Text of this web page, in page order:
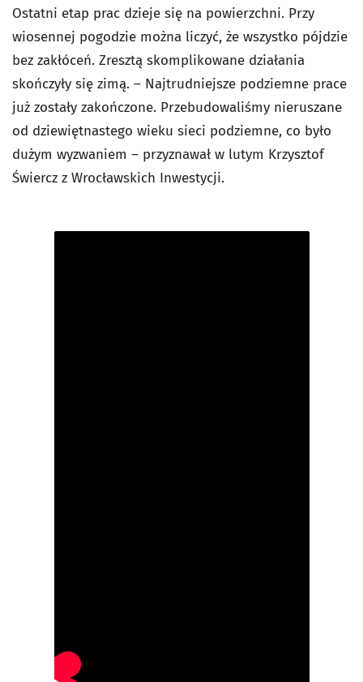
Ostatni etap prac dzieje się na powierzchni. Przy
wiosennej pogodzie można liczyć, że wszystko pójdzie
bez zakłóceń. Zresztą skomplikowane działania
skończyły się zimą. – Najtrudniejsze podziemne prace
już zostały zakończone. Przebudowaliśmy nieruszane
od dziewiętnastego wieku sieci podziemne, co było
dużym wyzwaniem – przyznawał w lutym Krzysztof
Świercz z Wrocławskich Inwestycji.